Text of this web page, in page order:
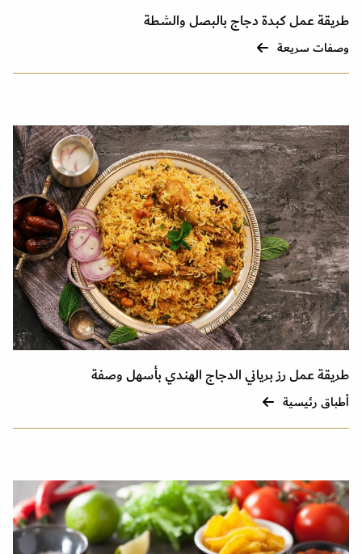
طريقة عمل كبدة دجاج بالبصل والشطة
وصفات سريعة
طريقة عمل رز برياني الدجاج الهندي بأسهل وصفة
أطباق رئيسية